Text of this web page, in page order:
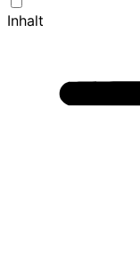
Inhalt